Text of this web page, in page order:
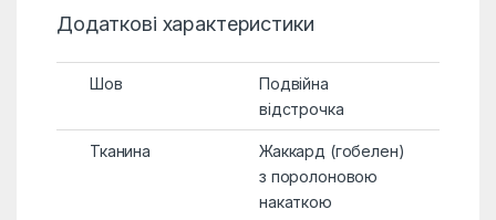
Додаткові характеристики
Шов
Подвійна
відстрочка
Тканина
Жаккард (гобелен)
з поролоновою
накаткою